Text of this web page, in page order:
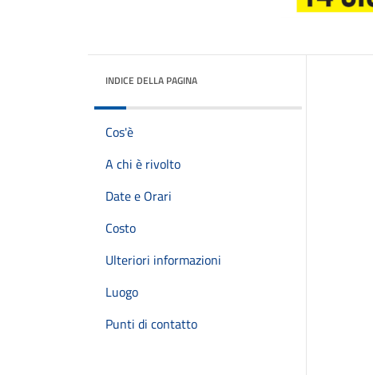
INDICE DELLA PAGINA
Cos'è
A chi è rivolto
Date e Orari
Costo
Ulteriori informazioni
Luogo
Punti di contatto